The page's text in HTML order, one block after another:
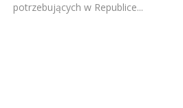
potrzebujących w Republice...